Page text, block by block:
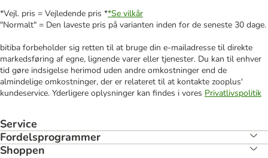
*Vejl. pris = Vejledende pris **Se vilkår
"Normalt" = Den laveste pris på varianten inden for de seneste 30 dage.
bitiba forbeholder sig retten til at bruge din e-mailadresse til direkte
markedsføring af egne, lignende varer eller tjenester. Du kan til enhver
tid gøre indsigelse herimod uden andre omkostninger end de
almindelige omkostninger, der er relateret til at kontakte zooplus'
kundeservice. Yderligere oplysninger kan findes i vores Privatlivspolitik
Service
Fordelsprogrammer
Shoppen